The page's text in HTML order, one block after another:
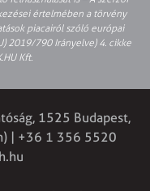
értelmében a törvény
piacairól szóló európai
2019/790 Irányelve) 4. cikke
Kft.
1525 Budapest,
| +36 1 356 5520